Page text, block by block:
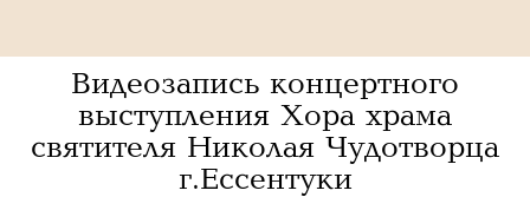
Видеозапись концертного
выступления Хора храма
святителя Николая Чудотворца
г.Ессентуки